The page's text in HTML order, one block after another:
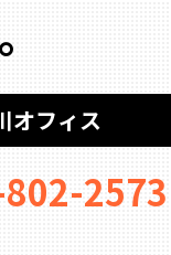
オフィス
2573